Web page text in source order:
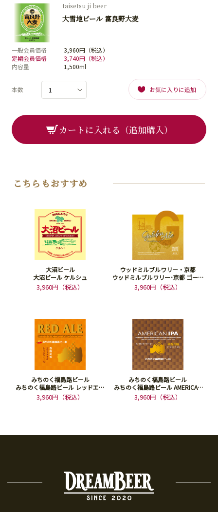
taisetsu ji beer
大雪地ビール 富良野大麦
一般会員価格
3,960円（税込）
定期会員価格
3,740円（税込）
内容量
1,500ml
本数 お気に入りに追加
カートに入れる（追加購入）
こちらもおすすめ
大沼ビール
大沼ビール ケルシュ
3,960円（税込）
ウッドミルブルワリー・京都
ウッドミルブルワリー･京都 ゴール
デンエール
3,960円（税込）
みちのく福島路ビール
みちのく福島路ビール レッドエー
ル
3,960円（税込）
みちのく福島路ビール
みちのく福島路ビール AMERICAN
IPA
3,960円（税込）